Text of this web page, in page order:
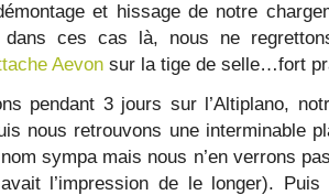
et hissage de notre
ces cas là, nous ne
Aevon sur la tige de selle…fort
pendant 3 jours sur l’Altiplano,
nous retrouvons une interminable
sympa mais nous n’en verrons
l’impression de le longer).